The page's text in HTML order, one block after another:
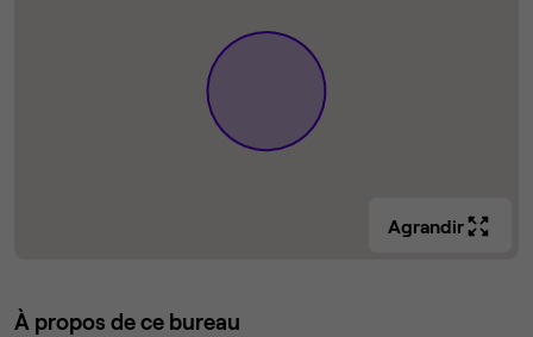
Agrandir
À propos de ce bureau